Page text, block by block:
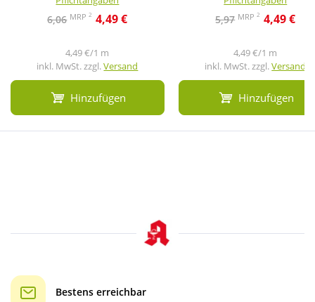
6,06 MRP2 4,49 €
4,49 €/1 m
inkl. MwSt. zzgl.Versand
Hinzufügen
5,97 MRP2 4,49 €
4,49 €/1 m
inkl. MwSt. zzgl.Versand
Hinzufügen
Bestens erreichbar